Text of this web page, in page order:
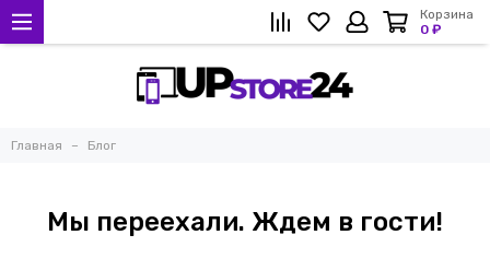
Корзина
0 ₽
Главная Блог
Мы переехали. Ждем в гости!